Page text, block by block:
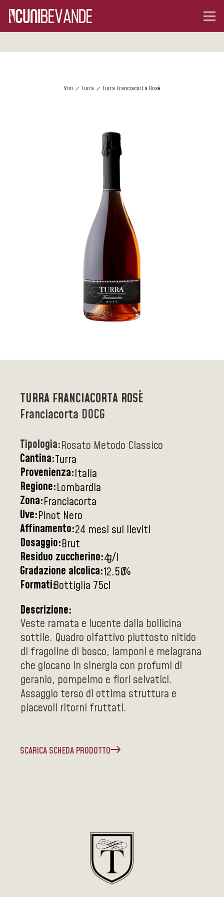
Vini Turra Turra Franciacorta Rosè
TURRA FRANCIACORTA ROSÈ
Franciacorta DOCG
Tipologia:Rosato Metodo Classico
Cantina:Turra
Provenienza:Italia
Regione:Lombardia
Zona:Franciacorta
Uve:Pinot Nero
Affinamento:24 mesi sui lieviti
Dosaggio:Brut
Residuo zuccherino:4g/l
Gradazione alcolica:12.50%
Formati:Bottiglia 75cl
Descrizione:
Veste ramata e lucente dalla bollicina
sottile. Quadro olfattivo piuttosto nitido
di fragoline di bosco, lamponi e melagrana
che giocano in sinergia con profumi di
geranio, pompelmo e fiori selvatici.
Assaggio terso di ottima struttura e
piacevoli ritorni fruttati.
SCARICA SCHEDA PRODOTTO